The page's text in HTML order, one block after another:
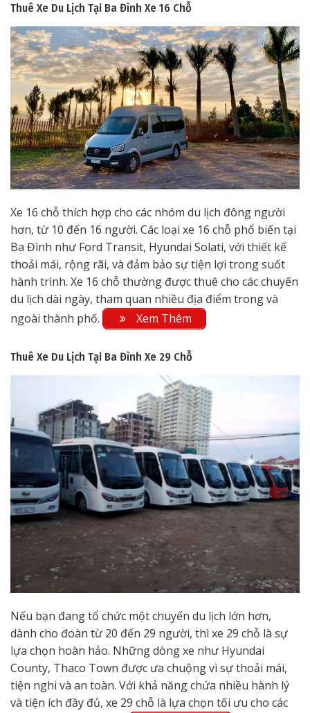
Thuê Xe Du Lịch Tại Ba Đình Xe 16 Chỗ
Xe 16 chỗ thích hợp cho các nhóm du lịch đông người
hơn, từ 10 đến 16 người. Các loại xe 16 chỗ phổ biến tại
Ba Đình như Ford Transit, Hyundai Solati, với thiết kế
thoải mái, rộng rãi, và đảm bảo sự tiện lợi trong suốt
hành trình. Xe 16 chỗ thường được thuê cho các chuyến
du lịch dài ngày, tham quan nhiều địa điểm trong và
ngoài thành phố.
Xem Thêm
Thuê Xe Du Lịch Tại Ba Đình Xe 29 Chỗ
Nếu bạn đang tổ chức một chuyến du lịch lớn hơn,
dành cho đoàn từ 20 đến 29 người, thì xe 29 chỗ là sự
lựa chọn hoàn hảo. Những dòng xe như Hyundai
County, Thaco Town được ưa chuộng vì sự thoải mái,
tiện nghi và an toàn. Với khả năng chứa nhiều hành lý
và tiện ích đầy đủ, xe 29 chỗ là lựa chọn tối ưu cho các